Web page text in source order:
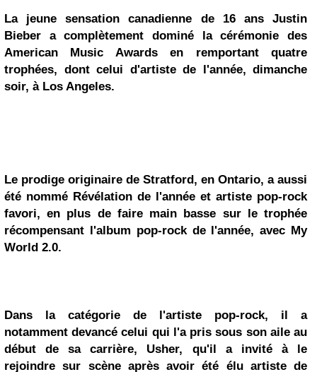
La jeune sensation canadienne de 16 ans Justin
Bieber a complètement dominé la cérémonie des
American Music Awards en remportant quatre
trophées, dont celui d'artiste de l'année, dimanche
soir, à Los Angeles.
Le prodige originaire de Stratford, en Ontario, a aussi
été nommé Révélation de l'année et artiste pop-rock
favori, en plus de faire main basse sur le trophée
récompensant l'album pop-rock de l'année, avec My
World 2.0.
Dans la catégorie de l'artiste pop-rock, il a
notamment devancé celui qui l'a pris sous son aile au
début de sa carrière, Usher, qu'il a invité à le
rejoindre sur scène après avoir été élu artiste de